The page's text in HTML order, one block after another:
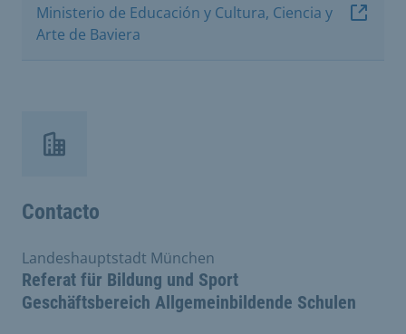
Ministerio de Educación y Cultura, Ciencia y
Arte de Baviera
Contacto
Referat für Bildung und Sport
Geschäftsbereich Allgemeinbildende Schulen
Landeshauptstadt München